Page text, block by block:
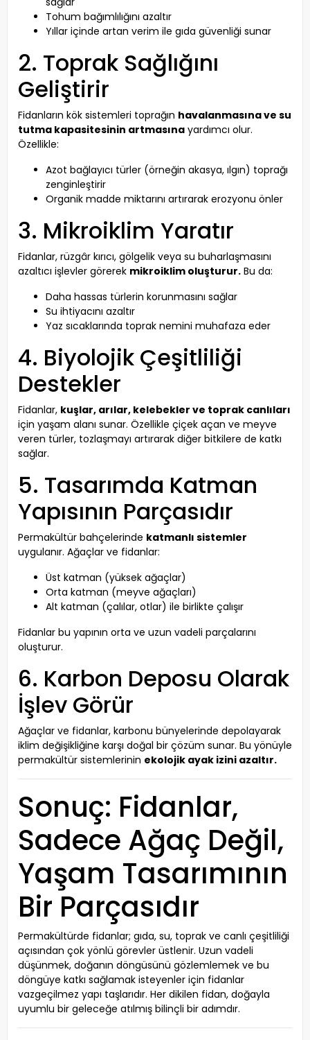
Tohum bağımlılığını azaltır
Yıllar içinde artan verim ile gıda güvenliği sunar
2. Toprak Sağlığını
Geliştirir
Fidanların kök sistemleri toprağın havalanmasına ve su
tutma kapasitesinin artmasına yardımcı olur.
Özellikle:
Azot bağlayıcı türler (örneğin akasya, ılgın) toprağı
zenginleştirir
Organik madde miktarını artırarak erozyonu önler
3. Mikroiklim Yaratır
Fidanlar, rüzgâr kırıcı, gölgelik veya su buharlaşmasını
azaltıcı işlevler görerek mikroiklim oluşturur. Bu da:
Daha hassas türlerin korunmasını sağlar
Su ihtiyacını azaltır
Yaz sıcaklarında toprak nemini muhafaza eder
4. Biyolojik Çeşitliliği
Destekler
Fidanlar, kuşlar, arılar, kelebekler ve toprak canlıları
için yaşam alanı sunar. Özellikle çiçek açan ve meyve
veren türler, tozlaşmayı artırarak diğer bitkilere de katkı
sağlar.
5. Tasarımda Katman
Yapısının Parçasıdır
Permakültür bahçelerinde katmanlı sistemler
uygulanır. Ağaçlar ve fidanlar:
Üst katman (yüksek ağaçlar)
Orta katman (meyve ağaçları)
Alt katman (çalılar, otlar) ile birlikte çalışır
Fidanlar bu yapının orta ve uzun vadeli parçalarını
oluşturur.
6. Karbon Deposu Olarak
İşlev Görür
Ağaçlar ve fidanlar, karbonu bünyelerinde depolayarak
iklim değişikliğine karşı doğal bir çözüm sunar. Bu yönüyle
permakültür sistemlerinin ekolojik ayak izini azaltır.
Sonuç: Fidanlar,
Sadece Ağaç Değil,
Yaşam Tasarımının
Bir Parçasıdır
Permakültürde fidanlar; gıda, su, toprak ve canlı çeşitliliği
açısından çok yönlü görevler üstlenir. Uzun vadeli
düşünmek, doğanın döngüsünü gözlemlemek ve bu
döngüye katkı sağlamak isteyenler için fidanlar
vazgeçilmez yapı taşlarıdır. Her dikilen fidan, doğayla
uyumlu bir geleceğe atılmış bilinçli bir adımdır.